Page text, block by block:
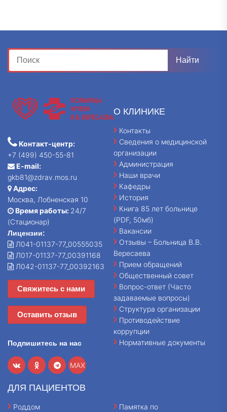
Контакт-центр:
+7 (499) 450-55-81
E-mail:
gkb81@zdrav.mos.ru
Адрес:
Москва, Лобненская 10
Время работы: 24/7
(Стационар)
Лицензии:
Л041-01137-77_00555035
Л017-01137-77_00391168
Л042-01137-77_00392163
Свяжитесь с нами
Оставить отзыв
Подпишитесь на нас
MAX
О КЛИНИКЕ
Контакты
Сведения о медицинской
организации
Администрация
Наши врачи
Кафедры
История
Книга 85 лет больнице
(PDF, 50мб)
Вакансии
Отзывы – Больница В.В.
Вересаева
Прием обращений
Общественный совет
Вопрос-ответ (Часто
задаваемые вопросы)
Структура организации
Противодействие
коррупции
Нормативные документы
ДЛЯ ПАЦИЕНТОВ
Роддом
Памятка по